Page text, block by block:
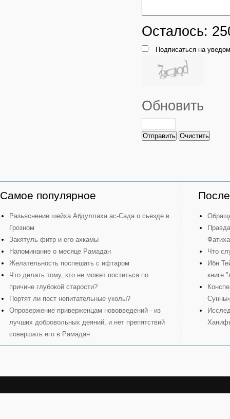
Осталось:
Подписаться на
Обновить
Отправить Очистить
Самое популярное
Разьяснение шейха Абдуллаха ас-Сада о сьезде в
Грозном
Закятуль фитр и его ахкамы
Напоминание о месяце Рамадан
Желательность поспешать с ифтаром
Что делать тому, кто не может поститься по
причине глубокой старости?
Портят ли пост непитательные уколы?
Опровержение приверженцам нововведений - из
лучших добровольных деяний, и нет препятствий
совершать его в Рамадан
Что
Ибн
книге